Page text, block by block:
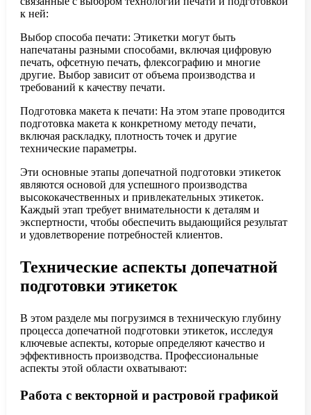
к ней:
Выбор способа печати: Этикетки могут быть
напечатаны разными способами, включая цифровую
печать, офсетную печать, флексографию и многие
другие. Выбор зависит от объема производства и
требований к качеству печати.
Подготовка макета к печати: На этом этапе проводится
подготовка макета к конкретному методу печати,
включая раскладку, плотность точек и другие
технические параметры.
Эти основные этапы допечатной подготовки этикеток
являются основой для успешного производства
высококачественных и привлекательных этикеток.
Каждый этап требует внимательности к деталям и
экспертности, чтобы обеспечить выдающийся результат
и удовлетворение потребностей клиентов.
Технические аспекты допечатной
подготовки этикеток
В этом разделе мы погрузимся в техническую глубину
процесса допечатной подготовки этикеток, исследуя
ключевые аспекты, которые определяют качество и
эффективность производства. Профессиональные
аспекты этой области охватывают:
Работа с векторной и растровой графикой